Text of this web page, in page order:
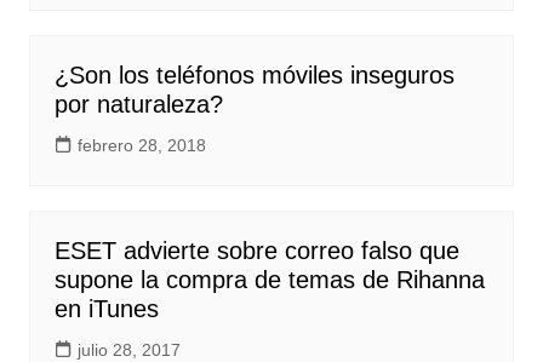
¿Son los teléfonos móviles inseguros
por naturaleza?
febrero 28, 2018
ESET advierte sobre correo falso que
supone la compra de temas de Rihanna
en iTunes
julio 28, 2017